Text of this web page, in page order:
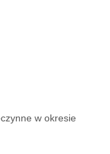
w okresie